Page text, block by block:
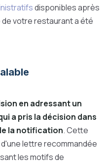
disponibles après
de votre restaurant a été
en adressant un
a pris la décision dans
la notification. Cette
lettre recommandée
les motifs de